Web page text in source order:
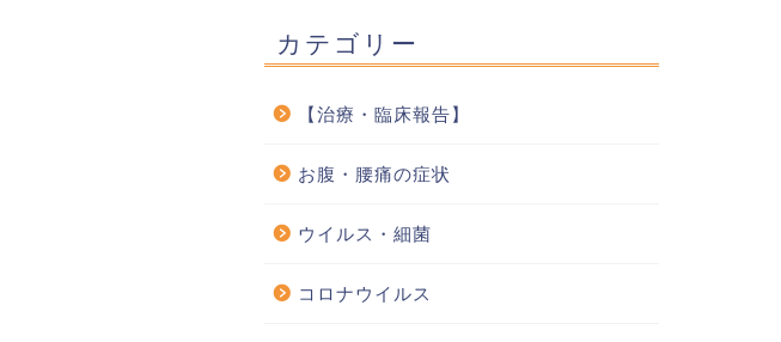
カテゴリー
【治療・臨床報告】
お腹・腰痛の症状
ウイルス・細菌
コロナウイルス